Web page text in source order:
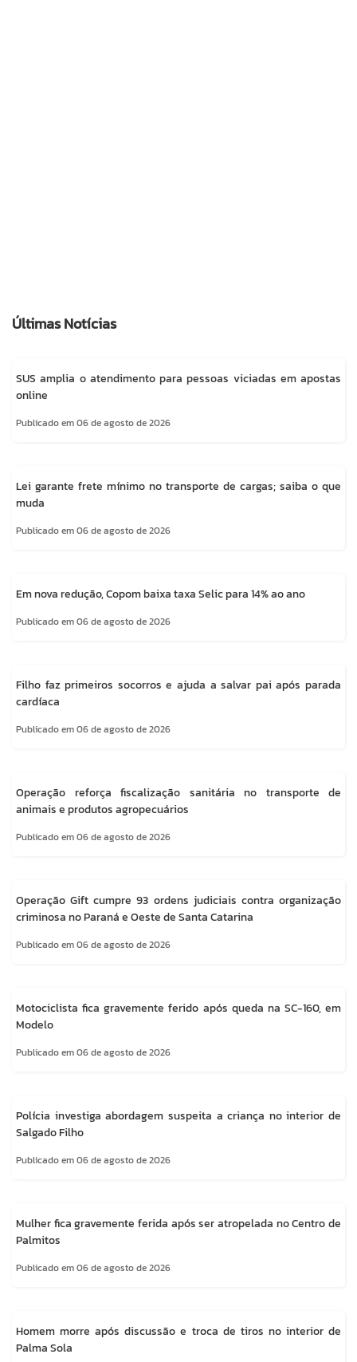
Últimas Notícias
SUS amplia o atendimento para pessoas viciadas em apostas
online
Publicado em 06 de agosto de 2026
Lei garante frete mínimo no transporte de cargas; saiba o que
muda
Publicado em 06 de agosto de 2026
Em nova redução, Copom baixa taxa Selic para 14% ao ano
Publicado em 06 de agosto de 2026
Filho faz primeiros socorros e ajuda a salvar pai após parada
cardíaca
Publicado em 06 de agosto de 2026
Operação reforça fiscalização sanitária no transporte de
animais e produtos agropecuários
Publicado em 06 de agosto de 2026
Operação Gift cumpre 93 ordens judiciais contra organização
criminosa no Paraná e Oeste de Santa Catarina
Publicado em 06 de agosto de 2026
Motociclista fica gravemente ferido após queda na SC-160, em
Modelo
Publicado em 06 de agosto de 2026
Polícia investiga abordagem suspeita a criança no interior de
Salgado Filho
Publicado em 06 de agosto de 2026
Mulher fica gravemente ferida após ser atropelada no Centro de
Palmitos
Publicado em 06 de agosto de 2026
Homem morre após discussão e troca de tiros no interior de
Palma Sola